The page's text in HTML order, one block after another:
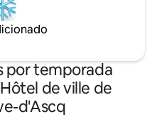
por temporada
de ville de
d'Ascq